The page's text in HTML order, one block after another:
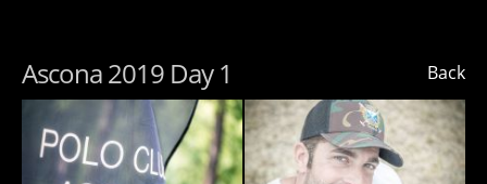
Back
Ascona 2019 Day 1